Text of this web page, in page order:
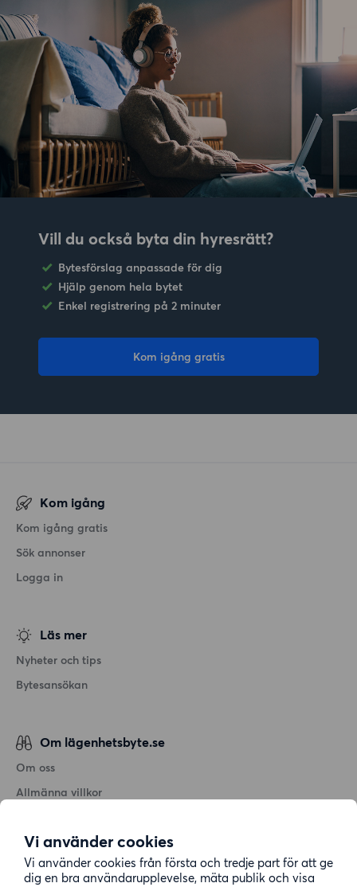
Vi använder cookies
Vi använder cookies från första och tredje part för att ge
dig en bra användarupplevelse, mäta publik och visa
Vill du också byta din hyresrätt?
Bytesförslag anpassade för dig
Hjälp genom hela bytet
Enkel registrering på 2 minuter
Kom igång gratis
Kom igång
Kom igång gratis
Sök annonser
Logga in
Läs mer
Nyheter och tips
Bytesansökan
Om lägenhetsbyte.se
Om oss
Allmänna villkor
Cookiepolicy
Sitemap